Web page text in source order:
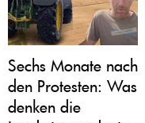
Sechs Monate nach
den Protesten: Was
denken die